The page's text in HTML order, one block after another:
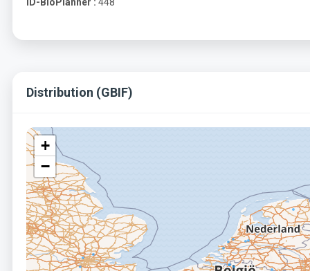
Distribution (GBIF)
+
−